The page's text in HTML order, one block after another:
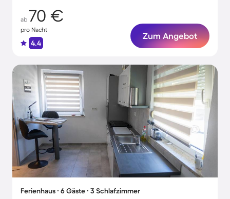
ab 70 €
pro Nacht
4.4
Zum Angebot
Ferienhaus ∙ 6 Gäste ∙ 3 Schlafzimmer